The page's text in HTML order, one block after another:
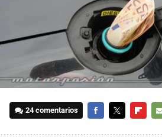
24 comentarios